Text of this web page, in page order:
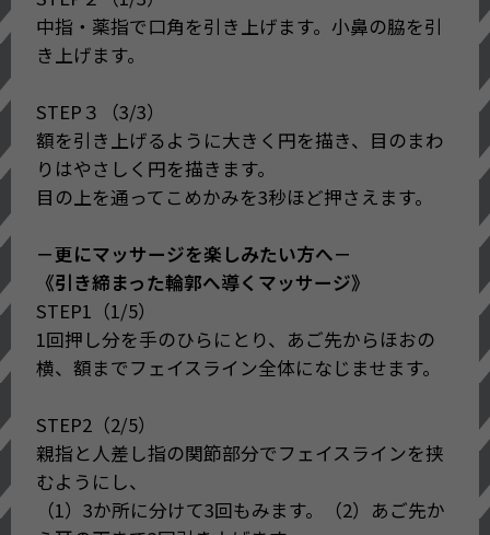
よくすべらかにマッサージができ、肌
（角層）の深部までうるおいを届けま
す。つけたあとはまるでシルクのドレス
実現する独自テクノロジー。
-ハイブリッドシルクヴェールテクノロジ
ーTM
で、血液などの巡りを良くし、肌を良循
環に導きます。
〇余分なものをため込まず、すっきりと
引き締まったような印象へ整えます。
-ビューティーサーキュレートCP（ドクダ
ス、グリセリン：保湿）
〇心地よいうるおいで肌を満たすこと
で、すこやかな肌の生まれ変わりをサポ
ートします。
中指・薬指で口角を引き上げます。小鼻の脇を引
き上げます。
STEP３（3/3）
額を引き上げるように大きく円を描き、目のまわ
りはやさしく円を描きます。
目の上を通ってこめかみを3秒ほど押さえます。
－更にマッサージを楽しみたい方へ－
《引き締まった輪郭へ導くマッサージ》
STEP1（1/5）
1回押し分を手のひらにとり、あご先からほおの
横、額までフェイスライン全体になじませます。
STEP2（2/5）
親指と人差し指の関節部分でフェイスラインを挟
むようにし、
（1）3か所に分けて3回もみます。（2）あご先か